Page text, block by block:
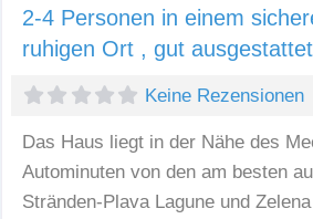
2-4 Personen in einem
ruhigen Ort , gut ausgestattet
Keine Rezensionen
Das Haus liegt in der Nähe des
Autominuten von den am besten
Stränden-Plava Lagune und